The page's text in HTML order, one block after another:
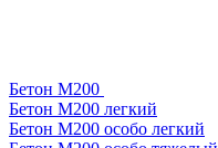
Бетон М200
Бетон М200 легкий
Бетон М200 особо легкий